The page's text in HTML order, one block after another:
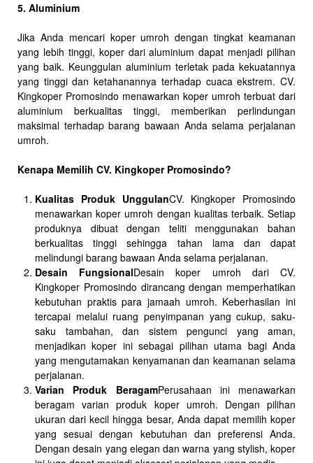
5. Aluminium
Jika Anda mencari koper umroh dengan tingkat keamanan
yang lebih tinggi, koper dari aluminium dapat menjadi pilihan
yang baik. Keunggulan aluminium terletak pada kekuatannya
yang tinggi dan ketahanannya terhadap cuaca ekstrem. CV.
Kingkoper Promosindo menawarkan koper umroh terbuat dari
aluminium berkualitas tinggi, memberikan perlindungan
maksimal terhadap barang bawaan Anda selama perjalanan
umroh.
Kenapa Memilih CV. Kingkoper Promosindo?
Kualitas Produk UnggulanCV. Kingkoper Promosindo
menawarkan koper umroh dengan kualitas terbaik. Setiap
produknya dibuat dengan teliti menggunakan bahan
berkualitas tinggi sehingga tahan lama dan dapat
melindungi barang bawaan Anda selama perjalanan.
Desain FungsionalDesain koper umroh dari CV.
Kingkoper Promosindo dirancang dengan memperhatikan
kebutuhan praktis para jamaah umroh. Keberhasilan ini
tercapai melalui ruang penyimpanan yang cukup, saku-
saku tambahan, dan sistem pengunci yang aman,
menjadikan koper ini sebagai pilihan utama bagi Anda
yang mengutamakan kenyamanan dan keamanan selama
perjalanan.
Varian Produk BeragamPerusahaan ini menawarkan
beragam varian produk koper umroh. Dengan pilihan
ukuran dari kecil hingga besar, Anda dapat memilih koper
yang sesuai dengan kebutuhan dan preferensi Anda.
Dengan desain yang elegan dan warna yang stylish, koper